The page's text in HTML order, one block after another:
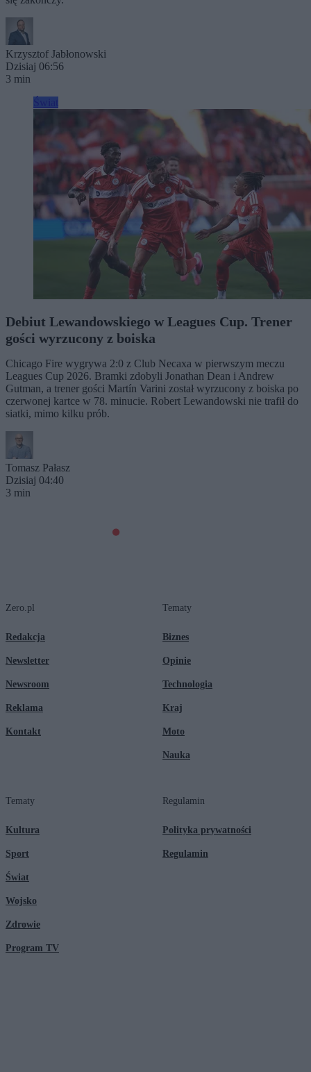
Krzysztof Jabłonowski
Dzisiaj 06:56
3 min
Debiut Lewandowskiego w Leagues Cup. Trener
gości wyrzucony z boiska
Chicago Fire wygrywa 2:0 z Club Necaxa w pierwszym meczu
Leagues Cup 2026. Bramki zdobyli Jonathan Dean i Andrew
Gutman, a trener gości Martín Varini został wyrzucony z boiska po
czerwonej kartce w 78. minucie. Robert Lewandowski nie trafił do
siatki, mimo kilku prób.
Tomasz Pałasz
Dzisiaj 04:40
3 min
Zero.pl
Redakcja
Newsletter
Newsroom
Reklama
Kontakt
Tematy
Biznes
Opinie
Technologia
Kraj
Moto
Nauka
Tematy
Kultura
Sport
Świat
Wojsko
Zdrowie
Program TV
Regulamin
Polityka prywatności
Regulamin